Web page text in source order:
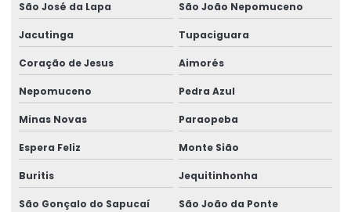
Sinalizador áudio visual
Sistema De Içamento Com Trole Motorizado
Sistema festoon para pontes rolantes
Talha De Cabo Aço Com Monitoramento
Talha De Cabo De Aço Eletrônica
Talha De Cinta Aço Carbono
Talha De Cinta Elétrica Aço Carbono Versátil
São José da Lapa São João Nepomuceno
Jacutinga Tupaciguara
Coração de Jesus Aimorés
Nepomuceno Pedra Azul
Minas Novas Paraopeba
Espera Feliz Monte Sião
Buritis Jequitinhonha
São Gonçalo do Sapucaí São João da Ponte